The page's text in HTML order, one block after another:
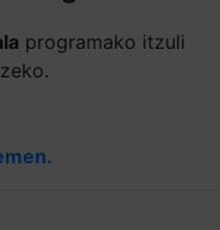
programako itzuli